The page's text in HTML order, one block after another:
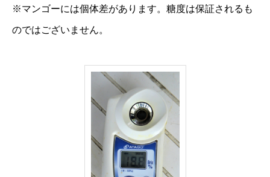
※マンゴーには個体差があります。糖度は保証されるも
のではございません。